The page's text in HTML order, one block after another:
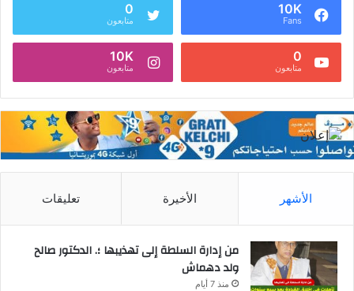
10K
Fans
0
متابعون
0
متابعون
10K
متابعون
الأشهر الأخيرة تعليقات
من إدارة السلطة إلى تهذيبها ؛. الدكتور صالح
ولد دهماش
منذ 7 أيام